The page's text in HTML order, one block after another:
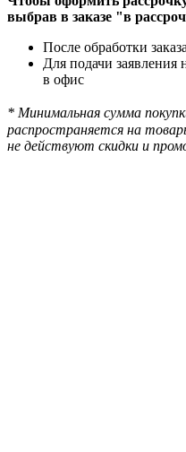
выбрав в заказе "в
После обработки
Для подачи заявления
в офис
* Минимальная сумма
распространяется на
не действуют скидки и